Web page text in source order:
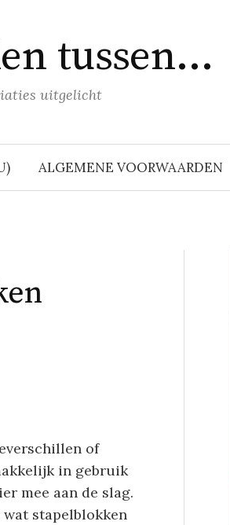
tussen…
uitgelicht
ALGEMENE VOORWAARDEN
of
in gebruik
mee aan de slag.
stapelblokken